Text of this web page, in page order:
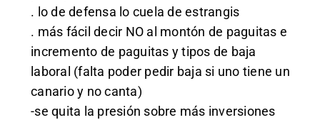
. lo de defensa lo cuela de estrangis
. más fácil decir NO al montón de paguitas e
incremento de paguitas y tipos de baja
laboral (falta poder pedir baja si uno tiene un
canario y no canta)
-se quita la presión sobre más inversiones